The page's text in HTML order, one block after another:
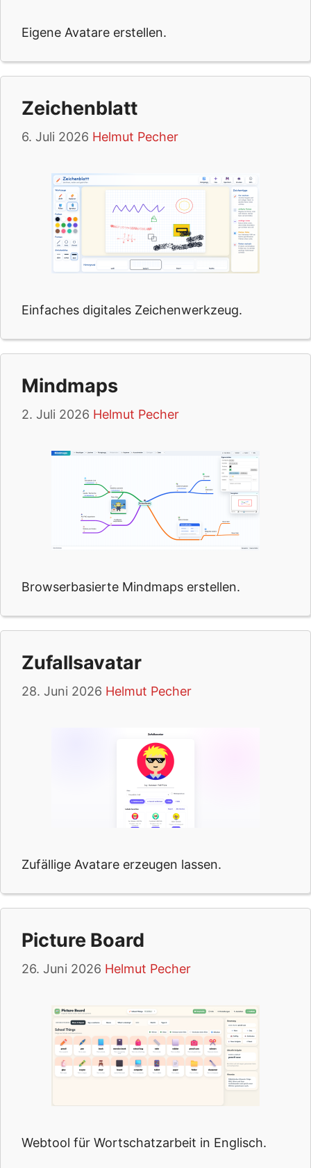
Eigene Avatare erstellen.
Zeichenblatt
6. Juli 2026 Helmut Pecher
Einfaches digitales Zeichenwerkzeug.
Mindmaps
2. Juli 2026 Helmut Pecher
Browserbasierte Mindmaps erstellen.
Zufallsavatar
28. Juni 2026 Helmut Pecher
Zufällige Avatare erzeugen lassen.
Picture Board
26. Juni 2026 Helmut Pecher
Webtool für Wortschatzarbeit in Englisch.